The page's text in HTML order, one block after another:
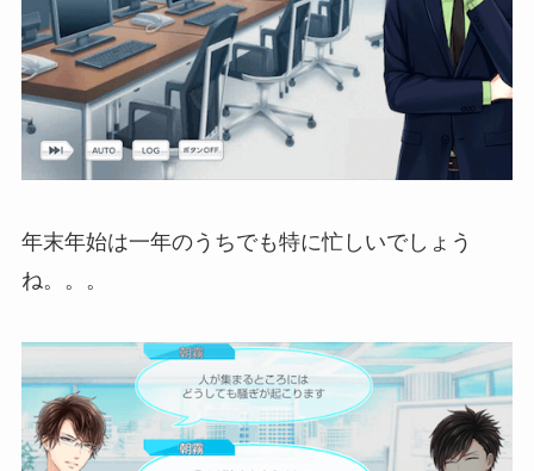
年末年始は一年のうちでも特に忙しいでしょう
ね。。。